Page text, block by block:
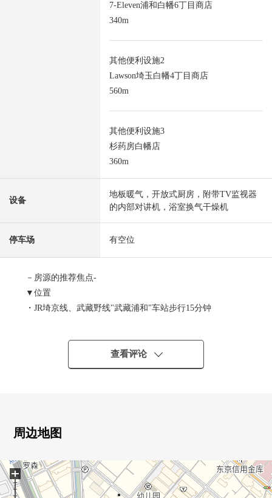
7-Eleven浦和白幡6丁目商店
340m
其他便利设施2
Lawson埼玉白幡4丁目商店
560m
其他便利设施3
杉药房白幡店
360m
设备
地板暖气，开放式厨房，附带TV监视器
的内部对讲机，浴室换气干燥机
停车场 有空位
－房源的推荐焦点-
▼位置
・JR埼京线、武藏野线"武藏浦和"车站步行15分钟
・2026年4月完成的新房独栋住宅
・根据生活方式作为房型变更可能的4LDK
・有停车位1台(出自车型的)
▼设备
・餐具冲洗烘干机
・没有有净水器的接触的栓
查看评论
周边地图
+